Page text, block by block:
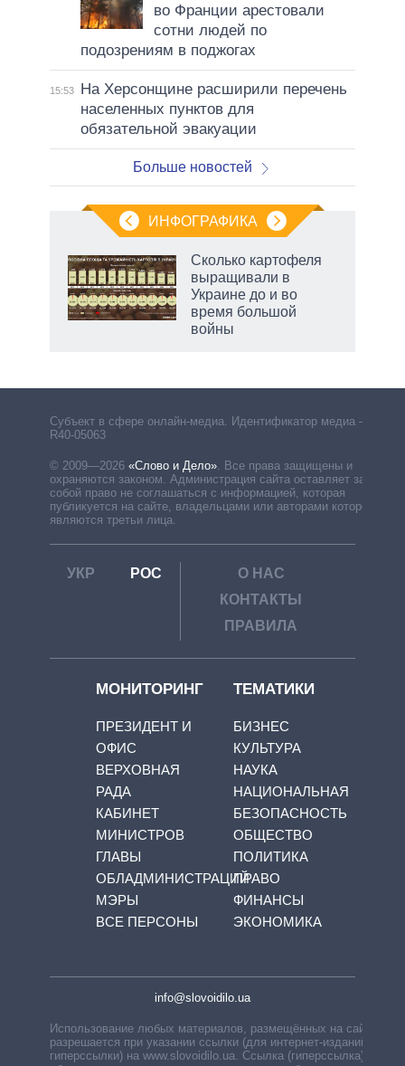
во Франции арестовали
сотни людей по
подозрениям в поджогах
15:53
На Херсонщине расширили перечень
населенных пунктов для
обязательной эвакуации
Больше новостей
ИНФОГРАФИКА
Сколько картофеля
выращивали в
Украине до и во
время большой
войны
Субъект в сфере онлайн-медиа. Идентификатор медиа –
R40-05063
© 2009—2026 «Слово и Дело»
Все права защищены и
охраняются законом. Администрация сайта оставляет за
собой право не соглашаться с информацией, которая
публикуется на сайте, владельцами или авторами которой
являются третьи лица.
УКР РОС
О НАС
КОНТАКТЫ
ПРАВИЛА
МОНИТОРИНГ
ПРЕЗИДЕНТ И
ОФИС
ВЕРХОВНАЯ
РАДА
КАБИНЕТ
МИНИСТРОВ
ГЛАВЫ
ОБЛАДМИНИСТРАЦИЙ
МЭРЫ
ВСЕ ПЕРСОНЫ
ТЕМАТИКИ
БИЗНЕС
КУЛЬТУРА
НАУКА
НАЦИОНАЛЬНАЯ
БЕЗОПАСНОСТЬ
ОБЩЕСТВО
ПОЛИТИКА
ПРАВО
ФИНАНСЫ
ЭКОНОМИКА
info@slovoidilo.ua
Использование любых материалов, размещённых на сайте,
разрешается при указании ссылки (для интернет-изданий —
гиперссылки) на www.slovoidilo.ua. Ссылка (гиперссылка)